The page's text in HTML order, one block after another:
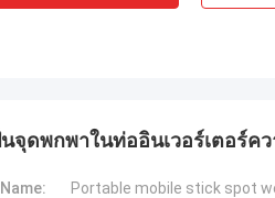
นจุดพกพาในท่ออินเวอร์เตอร์ค
Portable mobile stick spot